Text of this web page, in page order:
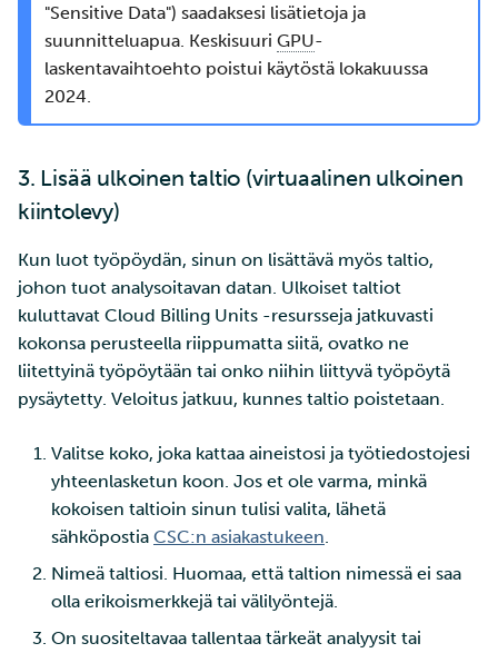
"Sensitive Data") saadaksesi lisätietoja ja
suunnitteluapua. Keskisuuri GPU-
laskentavaihtoehto poistui käytöstä lokakuussa
2024.
3. Lisää ulkoinen taltio (virtuaalinen ulkoinen
kiintolevy)
Kun luot työpöydän, sinun on lisättävä myös taltio,
johon tuot analysoitavan datan. Ulkoiset taltiot
kuluttavat Cloud Billing Units -resursseja jatkuvasti
kokonsa perusteella riippumatta siitä, ovatko ne
liitettyinä työpöytään tai onko niihin liittyvä työpöytä
pysäytetty. Veloitus jatkuu, kunnes taltio poistetaan.
Valitse koko, joka kattaa aineistosi ja työtiedostojesi
yhteenlasketun koon. Jos et ole varma, minkä
kokoisen taltioin sinun tulisi valita, lähetä
sähköpostia CSC:n asiakastukeen
Nimeä taltiosi. Huomaa, että taltion nimessä ei saa
olla erikoismerkkejä tai välilyöntejä.
On suositeltavaa tallentaa tärkeät analyysit tai